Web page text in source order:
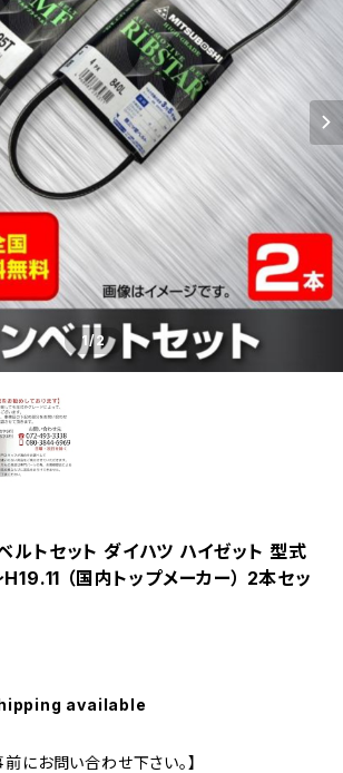
1/2
ルトセット ダイハツ ハイゼット 型式
（国内トップメーカー） 2本セッ
available
にお問い合わせ下さい。】